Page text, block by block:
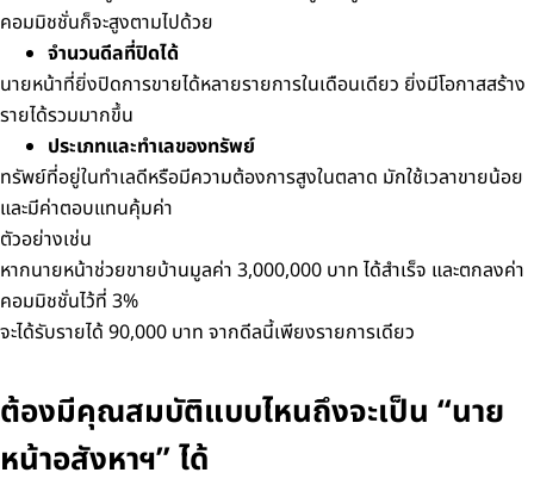
คอมมิชชั่นก็จะสูงตามไปด้วย
จำนวนดีลที่ปิดได้
นายหน้าที่ยิ่งปิดการขายได้หลายรายการในเดือนเดียว ยิ่งมีโอกาสสร้าง
รายได้รวมมากขึ้น
ประเภทและทำเลของทรัพย์
ทรัพย์ที่อยู่ในทำเลดีหรือมีความต้องการสูงในตลาด มักใช้เวลาขายน้อย
และมีค่าตอบแทนคุ้มค่า
ตัวอย่างเช่น
หากนายหน้าช่วยขายบ้านมูลค่า 3,000,000 บาท ได้สำเร็จ และตกลงค่า
คอมมิชชั่นไว้ที่ 3%
จะได้รับรายได้ 90,000 บาท จากดีลนี้เพียงรายการเดียว
ต้องมีคุณสมบัติแบบไหนถึงจะเป็น “นาย
หน้าอสังหาฯ” ได้